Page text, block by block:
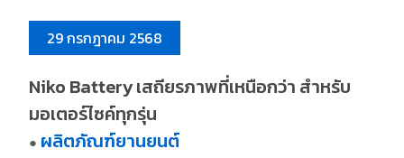
29 กรกฎาคม 2568
Niko Battery เสถียรภาพที่เหนือกว่า สำหรับ
มอเตอร์ไซค์ทุกรุ่น
● ผลิตภัณฑ์ยานยนต์